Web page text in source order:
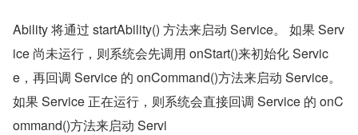
Ability 将通过 startAbility() 方法来启动 Service。 如果 Serv
ice 尚未运行，则系统会先调用 onStart()来初始化 Servic
e，再回调 Service 的 onCommand()方法来启动 Service。
如果 Service 正在运行，则系统会直接回调 Service 的 onC
ommand()方法来启动 Servi